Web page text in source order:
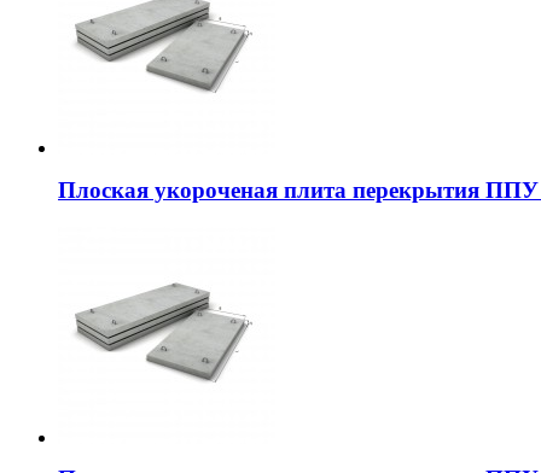
Плоская укороченая плита перекрытия ППУ